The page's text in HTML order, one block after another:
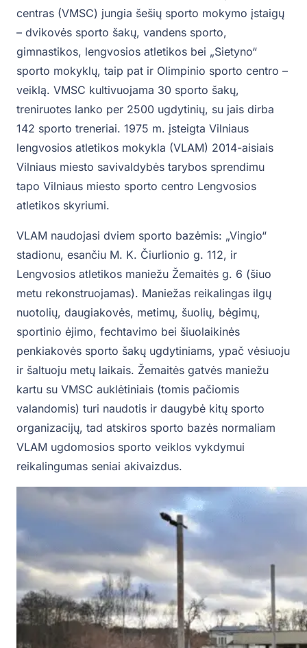
centras (VMSC) jungia šešių sporto mokymo įstaigų
– dvikovės sporto šakų, vandens sporto,
gimnastikos, lengvosios atletikos bei „Sietyno“
sporto mokyklų, taip pat ir Olimpinio sporto centro –
veiklą. VMSC kultivuojama 30 sporto šakų,
treniruotes lanko per 2500 ugdytinių, su jais dirba
142 sporto treneriai. 1975 m. įsteigta Vilniaus
lengvosios atletikos mokykla (VLAM) 2014-aisiais
Vilniaus miesto savivaldybės tarybos sprendimu
tapo Vilniaus miesto sporto centro Lengvosios
atletikos skyriumi.
VLAM naudojasi dviem sporto bazėmis: „Vingio“
stadionu, esančiu M. K. Čiurlionio g. 112, ir
Lengvosios atletikos maniežu Žemaitės g. 6 (šiuo
metu rekonstruojamas). Maniežas reikalingas ilgų
nuotolių, daugiakovės, metimų, šuolių, bėgimų,
sportinio ėjimo, fechtavimo bei šiuolaikinės
penkiakovės sporto šakų ugdytiniams, ypač vėsiuoju
ir šaltuoju metų laikais. Žemaitės gatvės maniežu
kartu su VMSC auklėtiniais (tomis pačiomis
valandomis) turi naudotis ir daugybė kitų sporto
organizacijų, tad atskiros sporto bazės normaliam
VLAM ugdomosios sporto veiklos vykdymui
reikalingumas seniai akivaizdus.